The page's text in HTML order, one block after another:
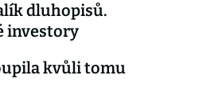
dluhopisů.
investory
kvůli tomu